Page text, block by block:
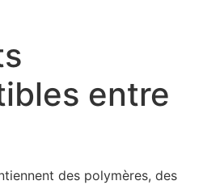
entre
des polymères, des